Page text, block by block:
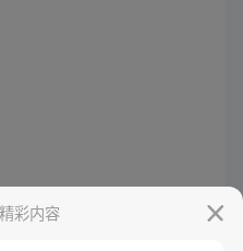
彩内容